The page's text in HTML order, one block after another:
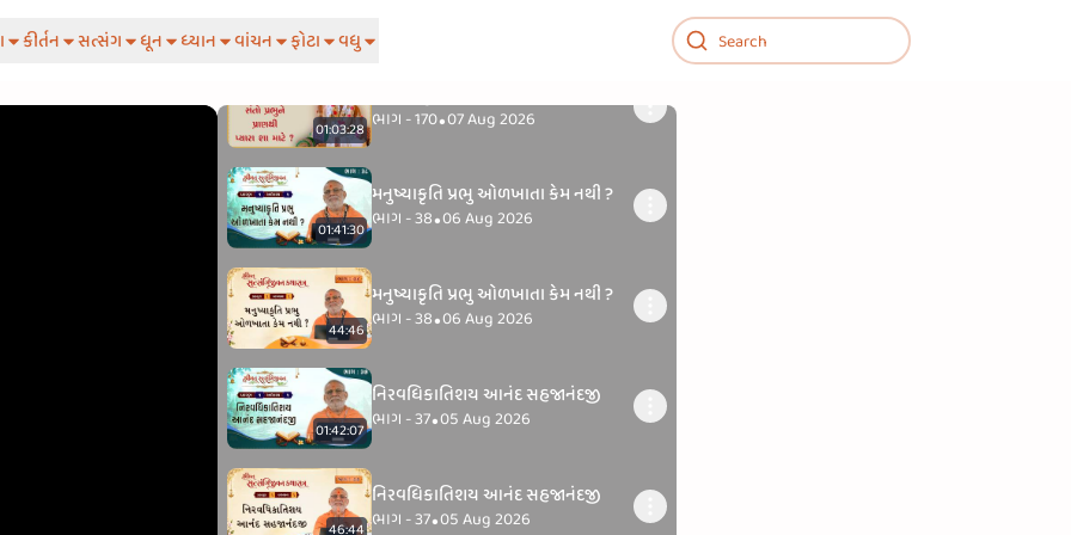
કીર્તન સત્સંગ ધૂન ધ્યાન વાંચન ફોટા વધુ
01:03:28 ભાગ - 170•07 Aug 2026
01:41:30
મનુષ્યાકૃતિ પ્રભુ ઓળખાતા કેમ નથી ?
ભાગ - 38•06 Aug 2026
44:46
મનુષ્યાકૃતિ પ્રભુ ઓળખાતા કેમ નથી ?
ભાગ - 38•06 Aug 2026
01:42:07
નિરવધિકાતિશય આનંદ સહજાનંદજી
ભાગ - 37•05 Aug 2026
નિરવધિકાતિશય આનંદ સહજાનંદજી
ભાગ - 37•05 Aug 2026